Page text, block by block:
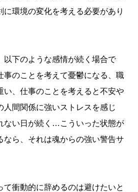
に環境の変化を考える必要があり
以下のような感情が続く場合で
事のことを考えて憂鬱になる、職
い、仕事のことを考えると不安や
人間関係に強いストレスを感じ
ない日が続く…こういった状態が
なら、それは魂からの強い警告サ
て衝動的に辞めるのは避けたいと